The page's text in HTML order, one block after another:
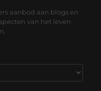
aanbod aan blogs en
van het leven